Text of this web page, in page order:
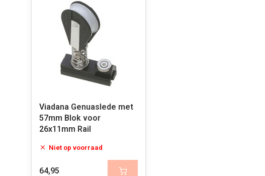
Viadana Genuaslede met
57mm Blok voor
26x11mm Rail
Niet op voorraad
64,95